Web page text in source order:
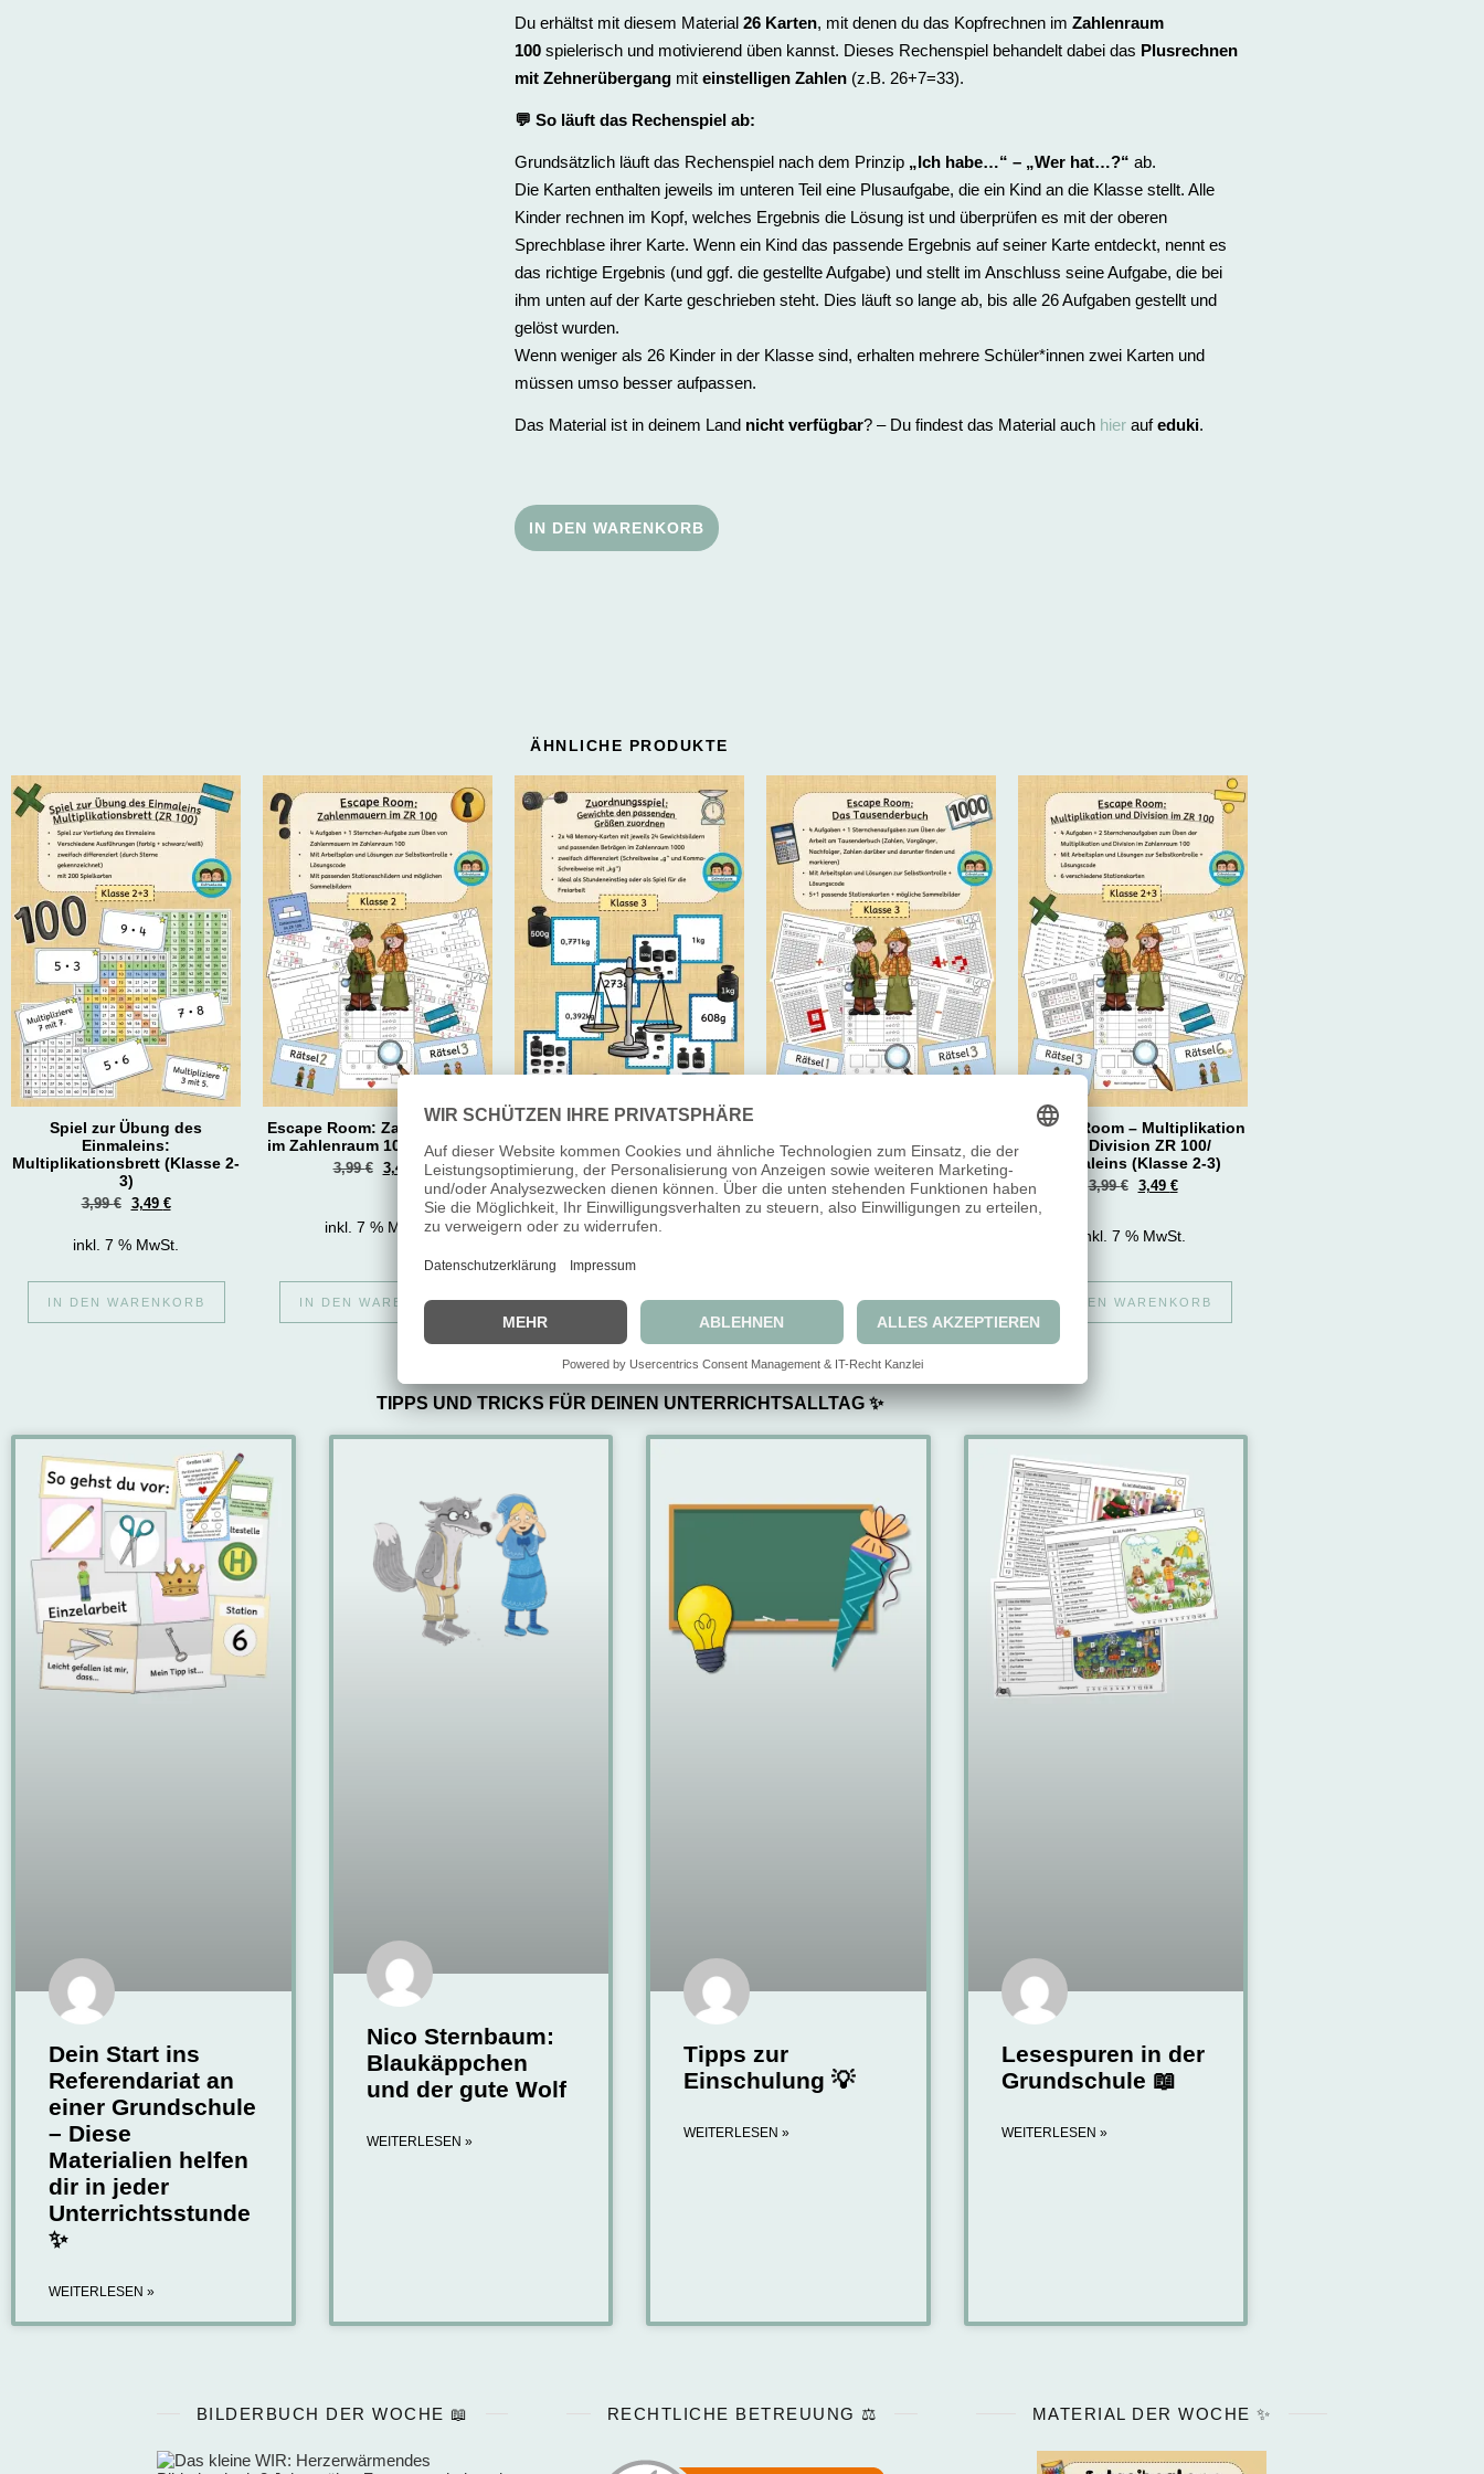
Du erhältst mit diesem Material 26 Karten, mit denen du das Kopfrechnen im Zahlenraum
100 spielerisch und motivierend üben kannst. Dieses Rechenspiel behandelt dabei das Plusrechnen
mit Zehnerübergang mit einstelligen Zahlen (z.B. 26+7=33).
💬 So läuft das Rechenspiel ab:
Grundsätzlich läuft das Rechenspiel nach dem Prinzip „Ich habe…“ – „Wer hat…?“ ab.
Die Karten enthalten jeweils im unteren Teil eine Plusaufgabe, die ein Kind an die Klasse stellt. Alle
Kinder rechnen im Kopf, welches Ergebnis die Lösung ist und überprüfen es mit der oberen
Sprechblase ihrer Karte. Wenn ein Kind das passende Ergebnis auf seiner Karte entdeckt, nennt es
das richtige Ergebnis (und ggf. die gestellte Aufgabe) und stellt im Anschluss seine Aufgabe, die bei
ihm unten auf der Karte geschrieben steht. Dies läuft so lange ab, bis alle 26 Aufgaben gestellt und
gelöst wurden.
Wenn weniger als 26 Kinder in der Klasse sind, erhalten mehrere Schüler*innen zwei Karten und
müssen umso besser aufpassen.
Das Material ist in deinem Land nicht verfügbar? – Du findest das Material auch hier aufeduki.
IN DEN WARENKORB
ÄHNLICHE PRODUKTE
Spiel zur Übung des
Einmaleins:
Multiplikationsbrett (Klasse 2-
3)
3,99€ 3,49 €
inkl. 7 % MwSt.
IN DEN WARENKORB
Escape Room: Zahlenmauern
im Zahlenraum 100 (Klasse 2)
3,99€ 3,49
inkl. 7 % MwSt.
IN DEN WARENKORB
(Klasse 3)
1,99€ 1,69€
inkl. 7 % MwSt.
IN DEN WARENKORB
Tausenderbuch (Klasse 3)
3,99€ 3,49€
IN DEN WARENKORB
Escape Room – Multiplikation
und Division ZR 100/
Einmaleins (Klasse 2-3)
3,99€ 3,49 €
inkl. 7 % MwSt.
IN DEN WARENKORB
TIPPS UND TRICKS FÜR DEINEN UNTERRICHTSALLTAG ✨
Dein Start ins
Referendariat an
einer Grundschule
– Diese
Materialien helfen
dir in jeder
Unterrichtsstunde
✨
WEITERLESEN »
Nico Sternbaum:
Blaukäppchen
und der gute Wolf
WEITERLESEN »
Tipps zur
Einschulung 💡
WEITERLESEN »
Lesespuren in der
Grundschule 📖
WEITERLESEN »
BILDERBUCH DER WOCHE 📖 RECHTLICHE BETREUUNG ⚖️ MATERIAL DER WOCHE ✨